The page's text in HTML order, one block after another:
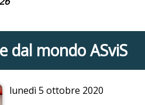
dal mondo ASviS
lunedì5 ottobre 2020